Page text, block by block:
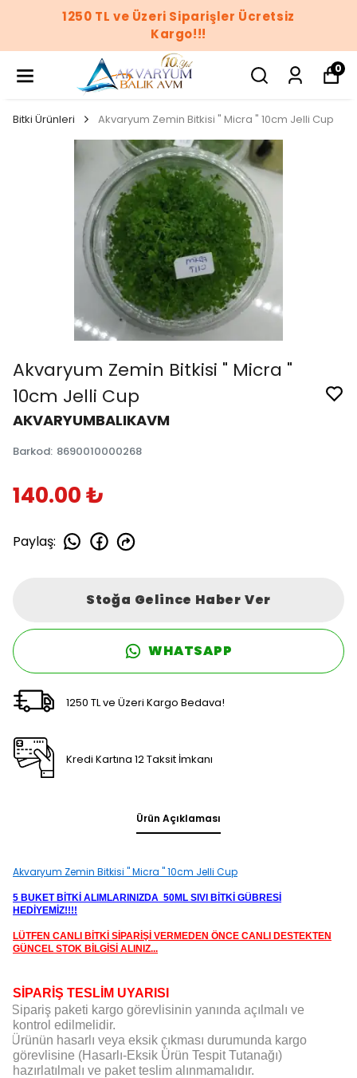
1250 TL ve Üzeri
0
Bitki Ürünleri Akvaryum Zemin Bitkisi " Micra " 10cm Jelli Cup
Akvaryum Zemin Bitkisi " Micra "
10cm Jelli Cup
AKVARYUMBALIKAVM
Barkod: 8690010000268
140.00 ₺
Paylaş:
Stoğa Gelince Haber Ver
WHATSAPP
1250 TL ve Üzeri Kargo Bedava!
Kredi Kartına 12 Taksit İmkanı
Ürün Açıklaması
Akvaryum Zemin Bitkisi " Micra " 10cm Jelli Cup
5 BUKET BİTKİ ALIMLARINIZDA 50ML SIVI BİTKİ GÜBRESİ
HEDİYEMİZ!!!!
LÜTFEN CANLI BİTKİ SİPARİŞİ VERMEDEN ÖNCE CANLI DESTEKTEN
GÜNCEL STOK BİLGİSİ ALINIZ...
SİPARİŞ TESLİM UYARISI
Sipariş paketi kargo görevlisinin yanında açılmalı ve
kontrol edilmelidir.
Ürünün hasarlı veya eksik çıkması durumunda kargo
görevlisine (Hasarlı-Eksik Ürün Tespit Tutanağı)
hazırlatılmalı ve paket teslim alınmamalıdır.